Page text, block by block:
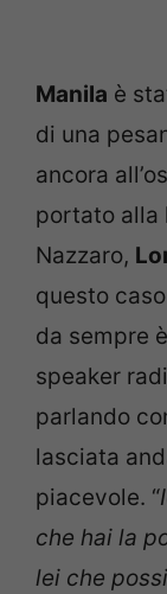
Manila è
di una
ancora
portato alla
Nazzaro,
questo
da sempre
speaker
parlando
lasciata
piacevole. “
che hai la
lei che